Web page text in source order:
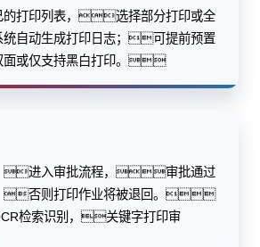
的打印列表，选择部分打印或全
自动生成打印日志；可提前预置
面或仅支持黑白打印。
进入审批流程，审批通过
否则打印作业将被退回。
检索识别，关键字打印审